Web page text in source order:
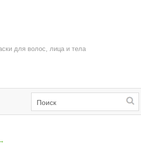
для волос, лица и тела